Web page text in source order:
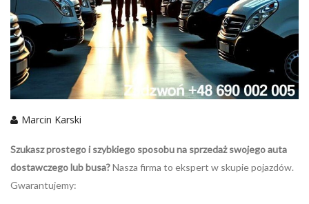
Marcin Karski
Szukasz prostego i szybkiego sposobu na sprzedaż swojego auta
dostawczego lub busa?Nasza firma to ekspert w skupie pojazdów.
Gwarantujemy: